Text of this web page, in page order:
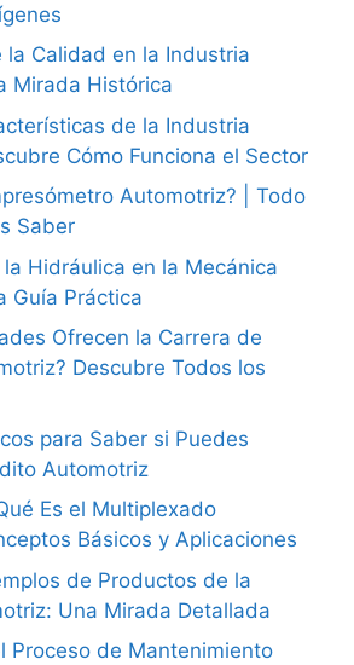
la Calidad en la Industria
Mirada Histórica
de la Industria
Cómo Funciona el Sector
Automotriz? | Todo
Saber
la Hidráulica en la Mecánica
Guía Práctica
Ofrecen la Carrera de
Descubre Todos los
para Saber si Puedes
Automotriz
Es el Multiplexado
Básicos y Aplicaciones
de Productos de la
Una Mirada Detallada
Proceso de Mantenimiento